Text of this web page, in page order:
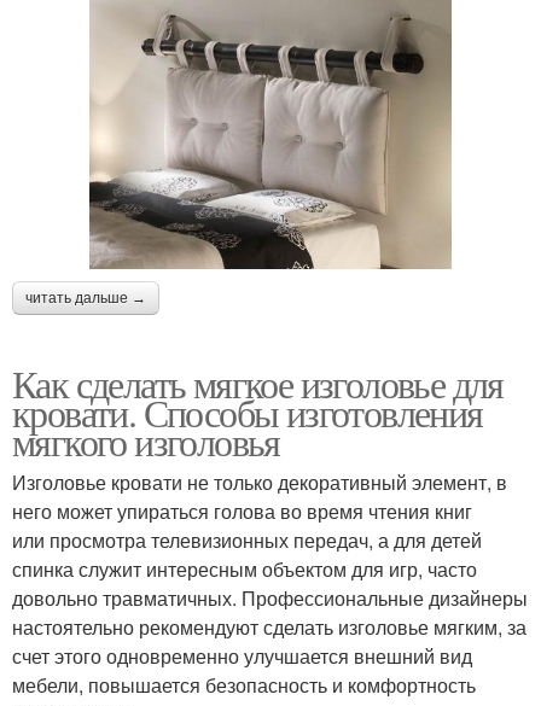
читать дальше →
Как сделать мягкое изголовье для
кровати. Способы изготовления
мягкого изголовья
Изголовье кровати не только декоративный элемент, в
него может упираться голова во время чтения книг
или просмотра телевизионных передач, а для детей
спинка служит интересным объектом для игр, часто
довольно травматичных. Профессиональные дизайнеры
настоятельно рекомендуют сделать изголовье мягким, за
счет этого одновременно улучшается внешний вид
мебели, повышается безопасность и комфортность